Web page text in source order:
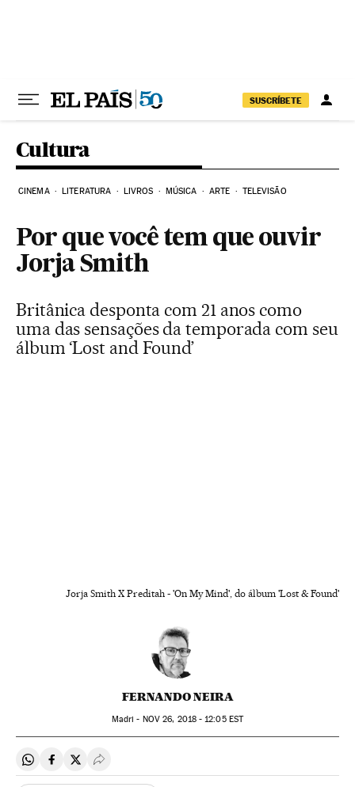
SUSCRÍBETE
Cultura
CINEMA LITERATURA LIVROS MÚSICA ARTE TELEVISÃO
Por que você tem que ouvir
Jorja Smith
Britânica desponta com 21 anos como
uma das sensações da temporada com seu
álbum ‘Lost and Found’
Jorja Smith X Preditah - 'On My Mind', do álbum 'Lost & Found'
FERNANDO NEIRA
Madri - NOV 26, 2018 - 12:05EST
Compartir en Whatsapp
Compartir en Facebook
Compartir en Twitter
Desplegar Redes Sociales